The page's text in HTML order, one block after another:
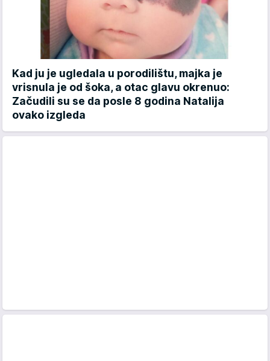
Kad ju je ugledala u porodilištu, majka je
vrisnula je od šoka, a otac glavu okrenuo:
Začudili su se da posle 8 godina Natalija
ovako izgleda